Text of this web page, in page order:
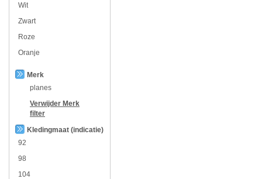
Wit
Zwart
Roze
Oranje
Merk
planes
Verwijder Merk
filter
Kledingmaat (indicatie)
92
98
104